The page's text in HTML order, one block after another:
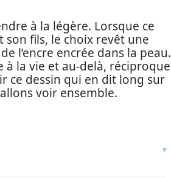
à la légère. Lorsque ce
fils, le choix revêt une
l’encre encrée dans la peau.
à la vie et au-delà, réciproque
ce dessin qui en dit long sur
allons voir ensemble.